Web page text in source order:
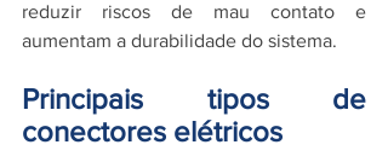
reduzir riscos de mau contato e
aumentam a durabilidade do sistema.
Principais tipos de
conectores elétricos